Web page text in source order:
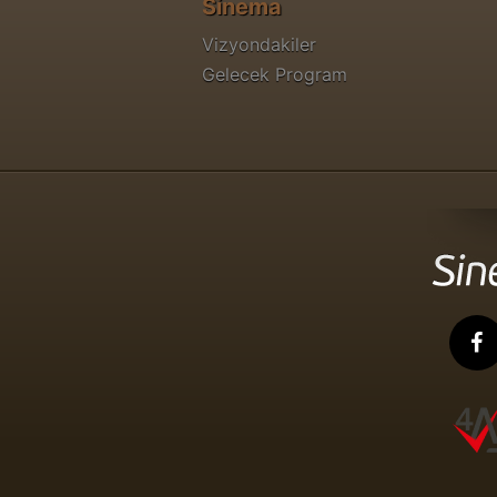
Sinema
Vizyondakiler
Gelecek Program